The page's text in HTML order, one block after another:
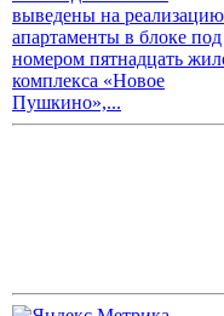
выведены на реализацию
апартаменты в блоке под
номером пятнадцать
комплекса «Новое
Пушкино»,...